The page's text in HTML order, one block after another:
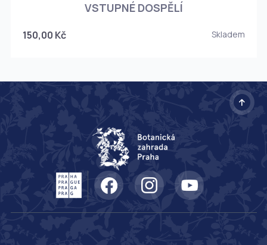
VSTUPNÉ DOSPĚLÍ
150,00 Kč Skladem